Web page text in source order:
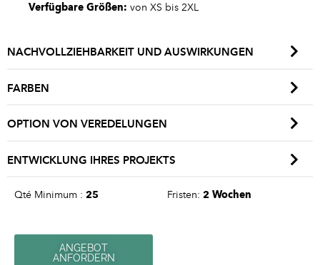
Verfügbare Größen: von XS bis 2XL
NACHVOLLZIEHBARKEIT UND AUSWIRKUNGEN
FARBEN
OPTION VON VEREDELUNGEN
ENTWICKLUNG IHRES PROJEKTS
Qté Minimum : 25 Fristen: 2 Wochen
ANGEBOT
ANFORDERN